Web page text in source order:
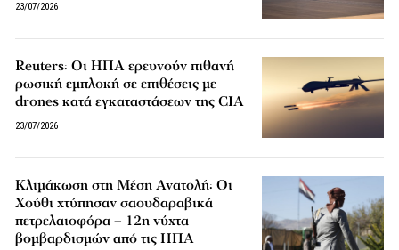
23/07/2026
Reuters: Οι ΗΠΑ ερευνούν πιθανή
ρωσική εμπλοκή σε επιθέσεις με
drones κατά εγκαταστάσεων της CIA
23/07/2026
Κλιμάκωση στη Μέση Ανατολή: Οι
Χούθι χτύπησαν σαουδαραβικά
πετρελαιοφόρα – 12η νύχτα
βομβαρδισμών από τις ΗΠΑ